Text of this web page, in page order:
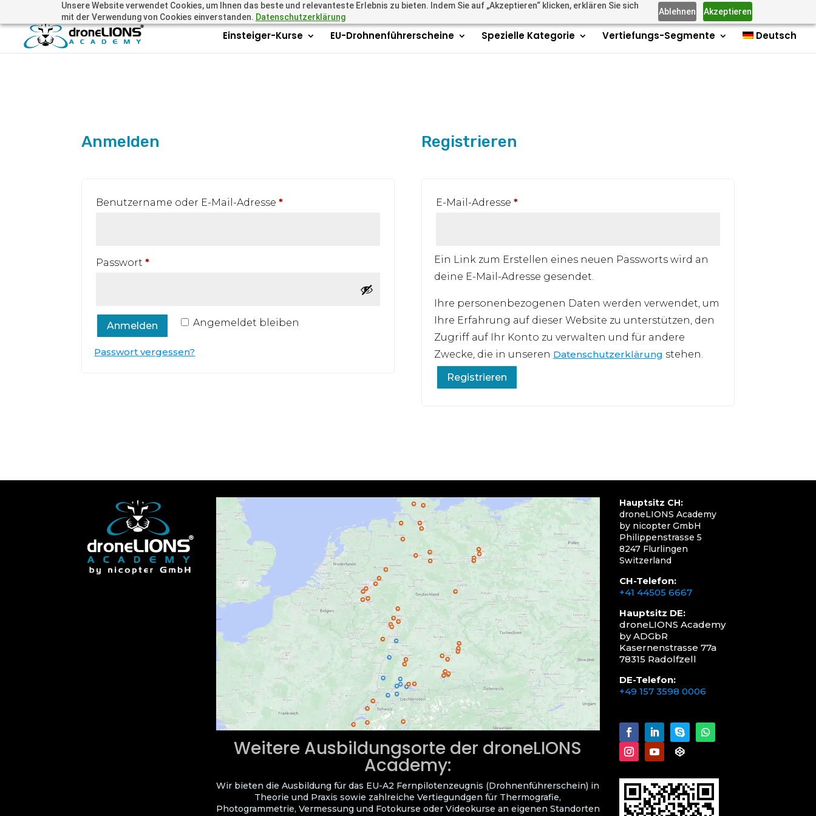
Unsere Website verwendet Cookies, um Ihnen das beste und relevanteste Erlebnis zu bieten. Indem Sie auf „Akzeptieren“ klicken, erklären Sie sich
mit der Verwendung von Cookies einverstanden. Datenschutzerklärung
Ablehnen Akzeptieren
+41 44505 6667 oder +49 157 3598 0006 info@dronelions.academy Mitglieder Kontakt Impressum Über uns
Einsteiger-Kurse EU-Drohnenführerscheine Spezielle Kategorie Vertiefungs-Segmente Deutsch
Anmelden
Benutzername oder E-Mail-Adresse*Erforderlich
Passwort*Erforderlich
Angemeldet bleiben
Anmelden
Passwort vergessen?
Registrieren
E-Mail-Adresse *Erforderlich
Ein Link zum Erstellen eines neuen Passworts wird an
deine E-Mail-Adresse gesendet.
Ihre personenbezogenen Daten werden verwendet, um
Ihre Erfahrung auf dieser Website zu unterstützen, den
Zugriff auf Ihr Konto zu verwalten und für andere
Zwecke, die in unseren Datenschutzerklärung stehen.
Registrieren
Weitere Ausbildungsorte der droneLIONS
Academy:
Wir bieten die Ausbildung für das EU-A2 Fernpilotenzeugnis (Drohnenführerschein) in
Theorie und Praxis sowie zahlreiche Vertiegundgen für Thermografie,
Photogrammetrie, Vermessung und Fotokurse oder Videokurse an eigenen Standorten
Hauptsitz CH:
droneLIONS Academy
by nicopter GmbH
Philippenstrasse 5
8247 Flurlingen
Switzerland
CH-Telefon:
+41 44505 6667
Hauptsitz DE:
droneLIONS Academy
by ADGbR
Kasernenstrasse 77a
78315 Radolfzell
DE-Telefon:
+49 157 3598 0006